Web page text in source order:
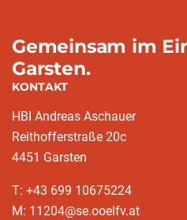
Gemeinsam im
Garsten.
KONTAKT
HBI Andreas Aschauer
Reithofferstraße 20c
4451 Garsten
T: ‭+43 699 10675224‬
M: 11204@se.ooelfv.at